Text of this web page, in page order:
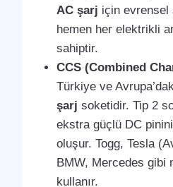
AC şarj için evrensel
hemen her elektrikli
sahiptir.
CCS (Combined
Türkiye ve
şarj soketidir. Tip 2
ekstra güçlü DC
oluşur. Togg, Tesla
BMW, Mercedes gibi
kullanır.